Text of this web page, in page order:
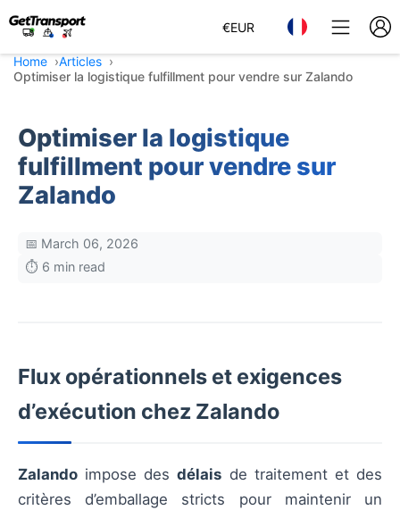
€EUR
Home
Articles
Optimiser la logistique fulfillment pour vendre sur Zalando
Optimiser la logistique
fulfillment pour vendre sur
Zalando
📅 March 06, 2026
⏱️ 6 min read
Flux opérationnels et exigences
d’exécution chez Zalando
Zalando impose desdélais de traitement et des
critères d’emballage stricts pour maintenir un